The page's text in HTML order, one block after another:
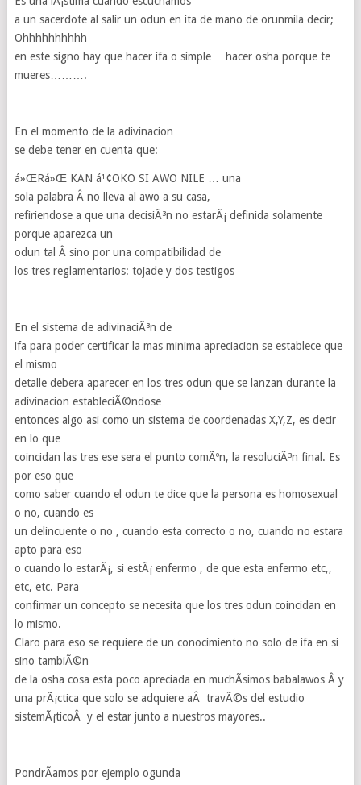
a un sacerdote al salir un odun en ita de mano de orunmila decir;
Ohhhhhhhhhh
en este signo hay que hacer ifa o simple… hacer osha porque te
mueres……….
En el momento de la adivinacion
se debe tener en cuenta que:
á»ŒRá»Œ KAN á¹¢OKO SI AWO NILE … una
sola palabra Â no lleva al awo a su casa,
refiriendose a que una decisiÃ³n no estarÃ¡ definida solamente
porque aparezca un
odun tal Â sino por una compatibilidad de
los tres reglamentarios: tojade y dos testigos
En el sistema de adivinaciÃ³n de
ifa para poder certificar la mas minima apreciacion se establece que
el mismo
detalle debera aparecer en los tres odun que se lanzan durante la
adivinacion estableciÃ©ndose
entonces algo asi como un sistema de coordenadas X,Y,Z, es decir
en lo que
coincidan las tres ese sera el punto comÃºn, la resoluciÃ³n final. Es
por eso que
como saber cuando el odun te dice que la persona es homosexual
o no, cuando es
un delincuente o no , cuando esta correcto o no, cuando no estara
apto para eso
o cuando lo estarÃ¡, si estÃ¡ enfermo , de que esta enfermo etc,,
etc, etc. Para
confirmar un concepto se necesita que los tres odun coincidan en
lo mismo.
Claro para eso se requiere de un conocimiento no solo de ifa en si
sino tambiÃ©n
de la osha cosa esta poco apreciada en muchÃ­simos babalawos Â y
una prÃ¡ctica que solo se adquiere aÂ travÃ©s del estudio
sistemÃ¡ticoÂ y el estar junto a nuestros mayores..
PondrÃ­amos por ejemplo ogunda